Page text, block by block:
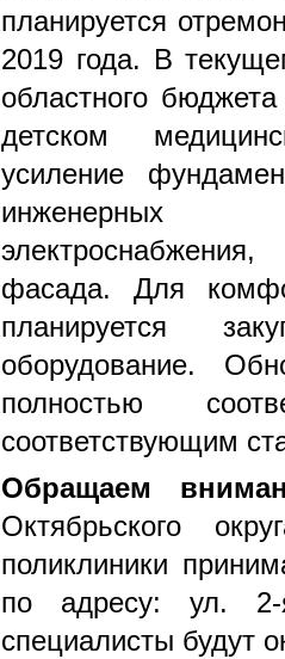
планируется
2019 года. В
областного
детском
усиление
инженерных
фасада. Для
планируется
оборудование.
полностью
соответствующим
Обращаем
Октябрьского
поликлиники
по адресу: ул. 2-
специалисты будут